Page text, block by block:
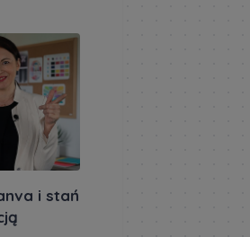
i stań